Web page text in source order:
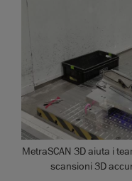
MetraSCAN 3D aiuta i
scansioni 3D